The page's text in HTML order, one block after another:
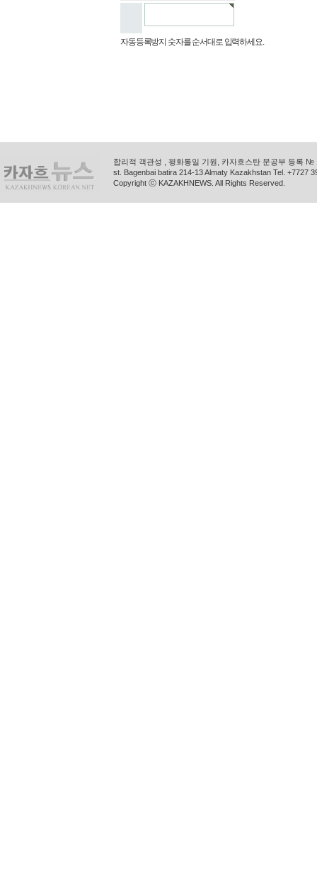
자동등록방지 숫자를 순서대로 입력하세요.
합리적 객관성 , 평화통일 기원, 카자흐스탄 문공부 등록
st. Bagenbai batira 214-13 Almaty Kazakhstan Tel. +7727
Copyright ⓒ KAZAKHNEWS. All Rights Reserved.